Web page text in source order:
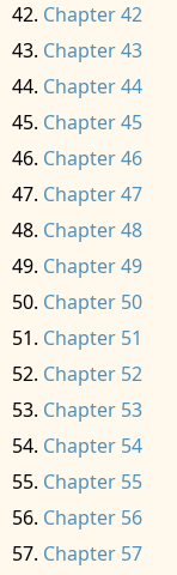
Chapter 42
Chapter 43
Chapter 44
Chapter 45
Chapter 46
Chapter 47
Chapter 48
Chapter 49
Chapter 50
Chapter 51
Chapter 52
Chapter 53
Chapter 54
Chapter 55
Chapter 56
Chapter 57